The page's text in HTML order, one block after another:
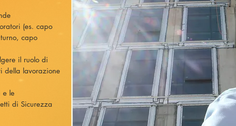
(es. capo
capo
il ruolo di
della lavorazione
e le
di Sicurezza